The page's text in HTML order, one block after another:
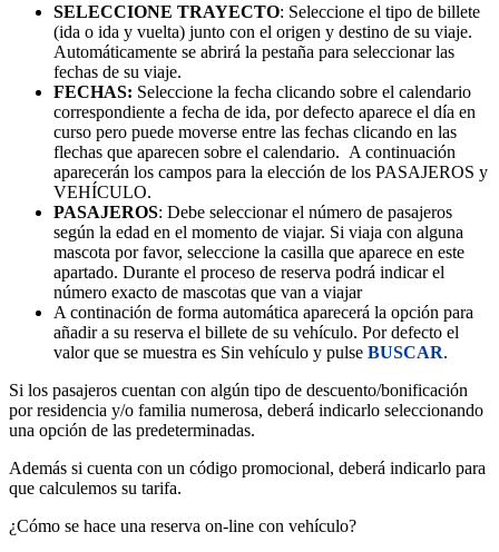
SELECCIONE TRAYECTO: Seleccione el tipo de billete
(ida o ida y vuelta) junto con el origen y destino de su viaje.
Automáticamente se abrirá la pestaña para seleccionar las
fechas de su viaje.
FECHAS: Seleccione la fecha clicando sobre el calendario
correspondiente a fecha de ida, por defecto aparece el día en
curso pero puede moverse entre las fechas clicando en las
flechas que aparecen sobre el calendario. A continuación
aparecerán los campos para la elección de los PASAJEROS y
VEHÍCULO.
PASAJEROS: Debe seleccionar el número de pasajeros
según la edad en el momento de viajar. Si viaja con alguna
mascota por favor, seleccione la casilla que aparece en este
apartado. Durante el proceso de reserva podrá indicar el
número exacto de mascotas que van a viajar
A continación de forma automática aparecerá la opción para
añadir a su reserva el billete de su vehículo. Por defecto el
valor que se muestra es Sin vehículo y pulse BUSCAR.
Si los pasajeros cuentan con algún tipo de descuento/bonificación
por residencia y/o familia numerosa, deberá indicarlo seleccionando
una opción de las predeterminadas.
Además si cuenta con un código promocional, deberá indicarlo para
que calculemos su tarifa.
¿Cómo se hace una reserva on-line con vehículo?